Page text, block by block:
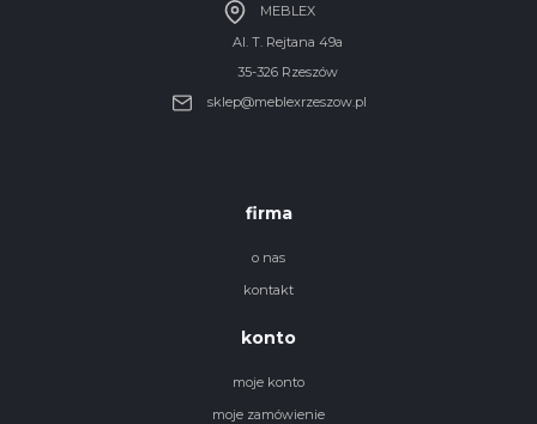
MEBLEX
Al. T. Rejtana 49a
35-326 Rzeszów
sklep@meblexrzeszow.pl
firma
o nas
kontakt
konto
moje konto
moje zamówienie